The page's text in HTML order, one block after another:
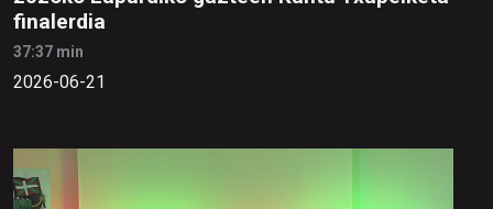
finalerdia
37:37 min
2026-06-21